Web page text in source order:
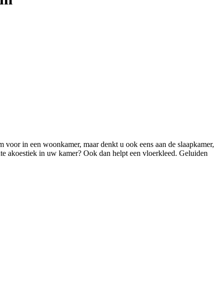
in een woonkamer, maar denkt u ook eens aan de slaapkamer,
akoestiek in uw kamer? Ook dan helpt een vloerkleed. Geluiden